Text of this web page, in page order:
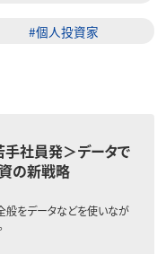
#個人投資家
社員発＞データで
の新戦略
をデータなどを使いなが